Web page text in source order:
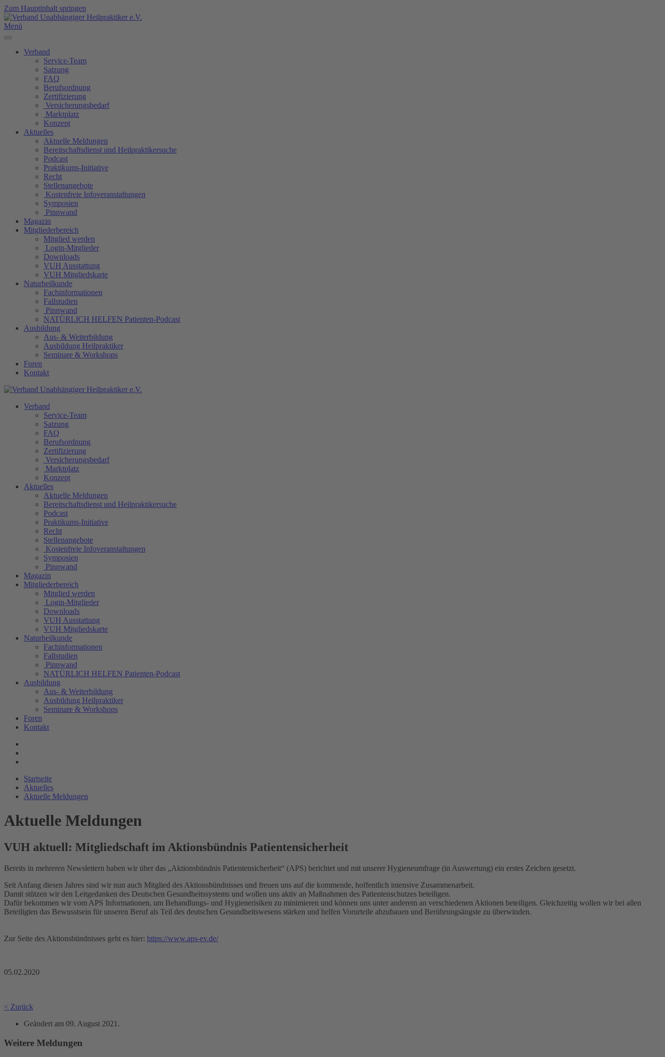
Zum Hauptinhalt springen
Menü
Verband
Service-Team
Satzung
FAQ
Berufsordnung
Zertifizierung
Versicherungsbedarf
Marktplatz
Konzept
Aktuelles
Aktuelle Meldungen
Bereitschaftsdienst und Heilpraktikersuche
Podcast
Praktikums-Initiative
Recht
Stellenangebote
Kostenfreie Infoveranstaltungen
Symposien
Pinnwand
Magazin
Mitgliederbereich
Mitglied werden
Login-Mitglieder
Downloads
VUH Ausstattung
VUH Mitgliedskarte
Naturheilkunde
Fachinformationen
Fallstudien
Pinnwand
NATÜRLICH HELFEN Patienten-Podcast
Ausbildung
Aus- & Weiterbildung
Ausbildung Heilpraktiker
Seminare & Workshops
Foren
Kontakt
Verband
Service-Team
Satzung
FAQ
Berufsordnung
Zertifizierung
Versicherungsbedarf
Marktplatz
Konzept
Aktuelles
Aktuelle Meldungen
Bereitschaftsdienst und Heilpraktikersuche
Podcast
Praktikums-Initiative
Recht
Stellenangebote
Kostenfreie Infoveranstaltungen
Symposien
Pinnwand
Magazin
Mitgliederbereich
Mitglied werden
Login-Mitglieder
Downloads
VUH Ausstattung
VUH Mitgliedskarte
Naturheilkunde
Fachinformationen
Fallstudien
Pinnwand
NATÜRLICH HELFEN Patienten-Podcast
Ausbildung
Aus- & Weiterbildung
Ausbildung Heilpraktiker
Seminare & Workshops
Foren
Kontakt
Startseite
Aktuelles
Aktuelle Meldungen
Aktuelle Meldungen
VUH aktuell: Mitgliedschaft im Aktionsbündnis Patientensicherheit
Bereits in mehreren Newslettern haben wir über das „Aktionsbündnis Patientensicherheit“ (APS) berichtet und mit unserer Hygieneumfrage (in Auswertung) ein erstes Zeichen gesetzt.
Seit Anfang diesen Jahres sind wir nun auch Mitglied des Aktionsbündnisses und freuen uns auf die kommende, hoffentlich intensive Zusammenarbeit.
Damit stützen wir den Leitgedanken des Deutschen Gesundheitssystems und wollen uns aktiv an Maßnahmen des Patientenschutzes beteiligen.
Dafür bekommen wir vom APS Informationen, um Behandlungs- und Hygienerisiken zu minimieren und können uns unter anderem an verschiedenen Aktionen beteiligen. Gleichzeitig wollen wir bei allen
Beteiligten das Bewusstsein für unseren Beruf als Teil des deutschen Gesundheitswesens stärken und helfen Vorurteile abzubauen und Berührungsängste zu überwinden.
Zur Seite des Aktionsbündnisses geht es hier: https://www.aps-ev.de/
05.02.2020
< Zurück
Geändert am 09. August 2021 .
Weitere Meldungen